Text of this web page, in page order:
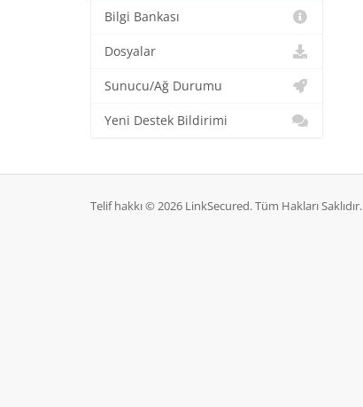
Bilgi Bankası
Dosyalar
Sunucu/Ağ Durumu
Yeni Destek Bildirimi
Telif hakkı © 2026 LinkSecured. Tüm Hakları Saklıdır.